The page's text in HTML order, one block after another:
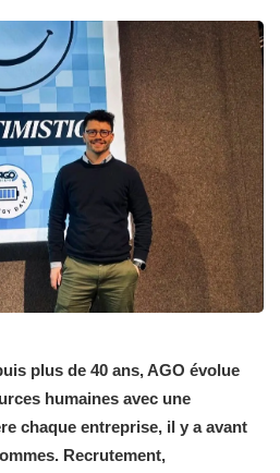
plus de 40 ans, AGO évolue
humaines avec une
chaque entreprise, il y a avant
Recrutement,